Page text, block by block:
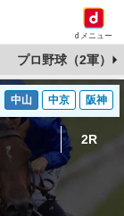
dメニュー
プロ野球（2軍）
中山 中京 阪神
2R